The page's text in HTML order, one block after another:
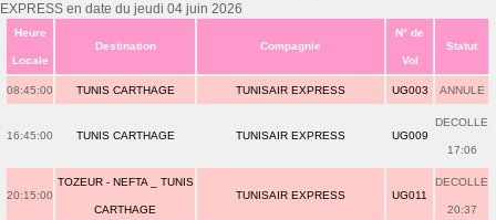
EXPRESS en date du jeudi 04 juin 2026
Heure
Locale
Destination Compagnie
N° de
Vol
Statut
08:45:00 TUNIS CARTHAGE TUNISAIR EXPRESS UG003 ANNULE
16:45:00 TUNIS CARTHAGE TUNISAIR EXPRESS UG009
DECOLLE
17:06
20:15:00
TOZEUR - NEFTA _ TUNIS
CARTHAGE
TUNISAIR EXPRESS UG011
DECOLLE
20:37